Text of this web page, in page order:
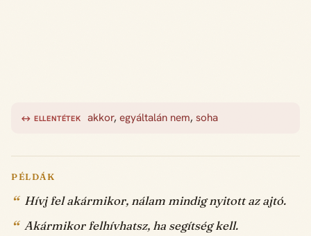
↔ ELLENTÉTEK akkor,egyáltalán nem,soha
PÉLDÁK
Hívj fel akármikor, nálam mindig nyitott az ajtó.
Akármikor felhívhatsz, ha segítség kell.